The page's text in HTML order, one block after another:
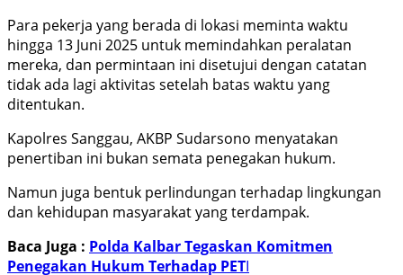
Para pekerja yang berada di lokasi meminta waktu
hingga 13 Juni 2025 untuk memindahkan peralatan
mereka, dan permintaan ini disetujui dengan catatan
tidak ada lagi aktivitas setelah batas waktu yang
ditentukan.
Kapolres Sanggau, AKBP Sudarsono menyatakan
penertiban ini bukan semata penegakan hukum.
Namun juga bentuk perlindungan terhadap lingkungan
dan kehidupan masyarakat yang terdampak.
Baca Juga : Polda Kalbar Tegaskan Komitmen
Penegakan Hukum Terhadap PETI